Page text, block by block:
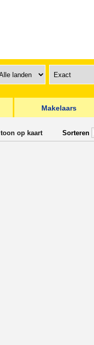
Makelaars
Sorteren
toon op kaart